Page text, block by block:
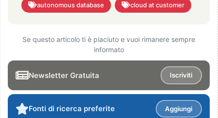
autonomous database cloud at customer
Se questo articolo ti è piaciuto e vuoi rimanere sempre
informato
Newsletter Gratuita Iscriviti
Fonti di ricerca preferite Aggiungi